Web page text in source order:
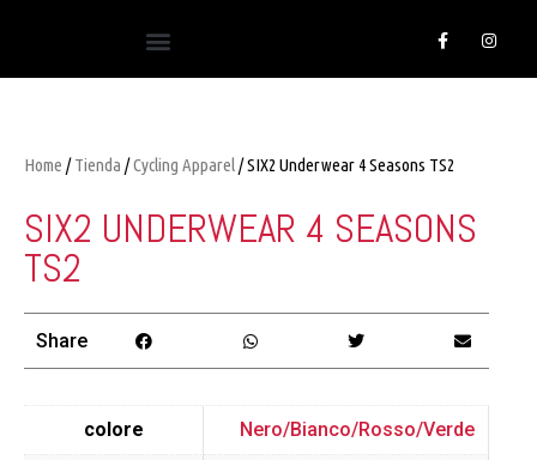
Home /Tienda /Cycling Apparel/ SIX2 Underwear 4 Seasons TS2
SIX2 UNDERWEAR 4 SEASONS
TS2
Share
colore Nero/Bianco/Rosso/Verde